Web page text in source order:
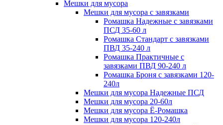
Мешки для мусора
Мешки для мусора с завязками
Ромашка Надежные с завязками
ПСД 35-60 л
Ромашка Стандарт с завязками
ПВД 35-240 л
Ромашка Практичные с
завязками ПВД 90-240 л
Ромашка Броня с завязками 120-
240л
Мешки для мусора Надежные ПСД
Мешки для мусора 20-60л
Мешки для мусора Ё-Ромашка
Мешки для мусора 120-240л